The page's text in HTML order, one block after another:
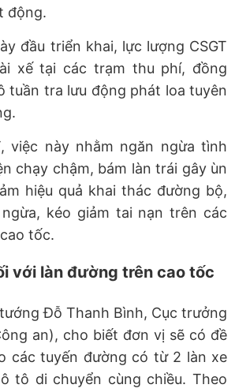
động.
đầu triển khai, lực lượng CSGT
xế tại các trạm thu phí, đồng
tuần tra lưu động phát loa tuyên
việc này nhằm ngăn ngừa tình
chạy chậm, bám làn trái gây ùn
hiệu quả khai thác đường bộ,
kéo giảm tai nạn trên các
tốc.
với làn đường trên cao tốc
Đỗ Thanh Bình, Cục trưởng
an), cho biết đơn vị sẽ có đề
các tuyến đường có từ 2 làn xe
tô di chuyển cùng chiều. Theo